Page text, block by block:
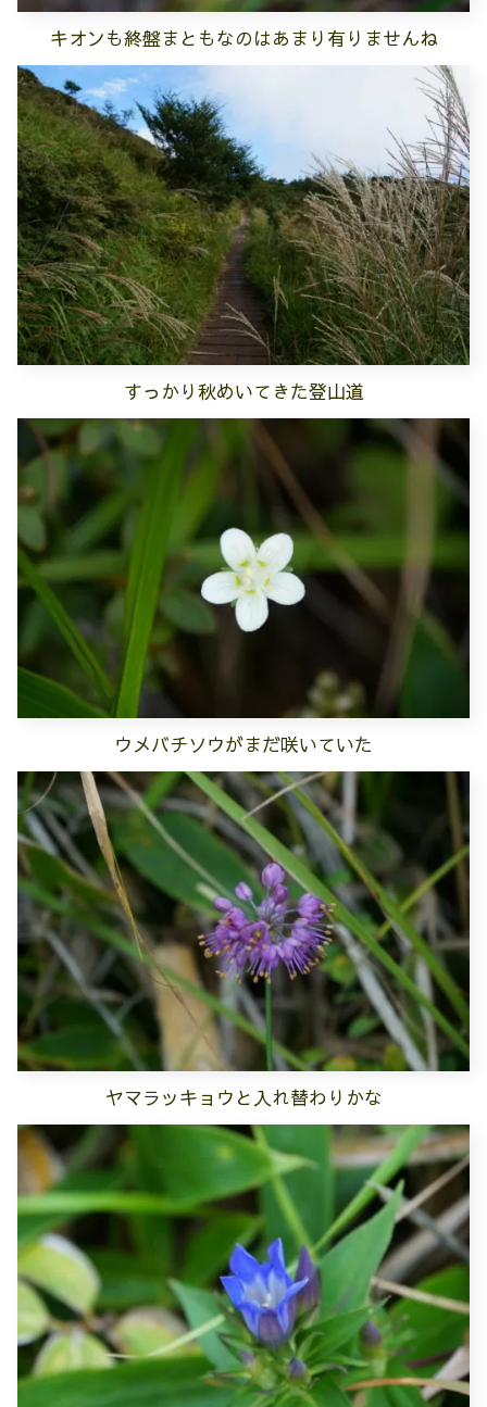
キオンも終盤まともなのはあまり有りませんね
すっかり秋めいてきた登山道
ウメバチソウがまだ咲いていた
ヤマラッキョウと入れ替わりかな